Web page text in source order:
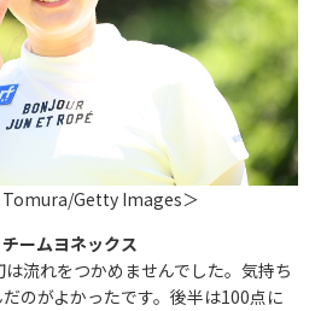
Getty Images＞
ームヨネックス
は流れをつかめませんでした。気持ち
のがよかったです。後半は100点に